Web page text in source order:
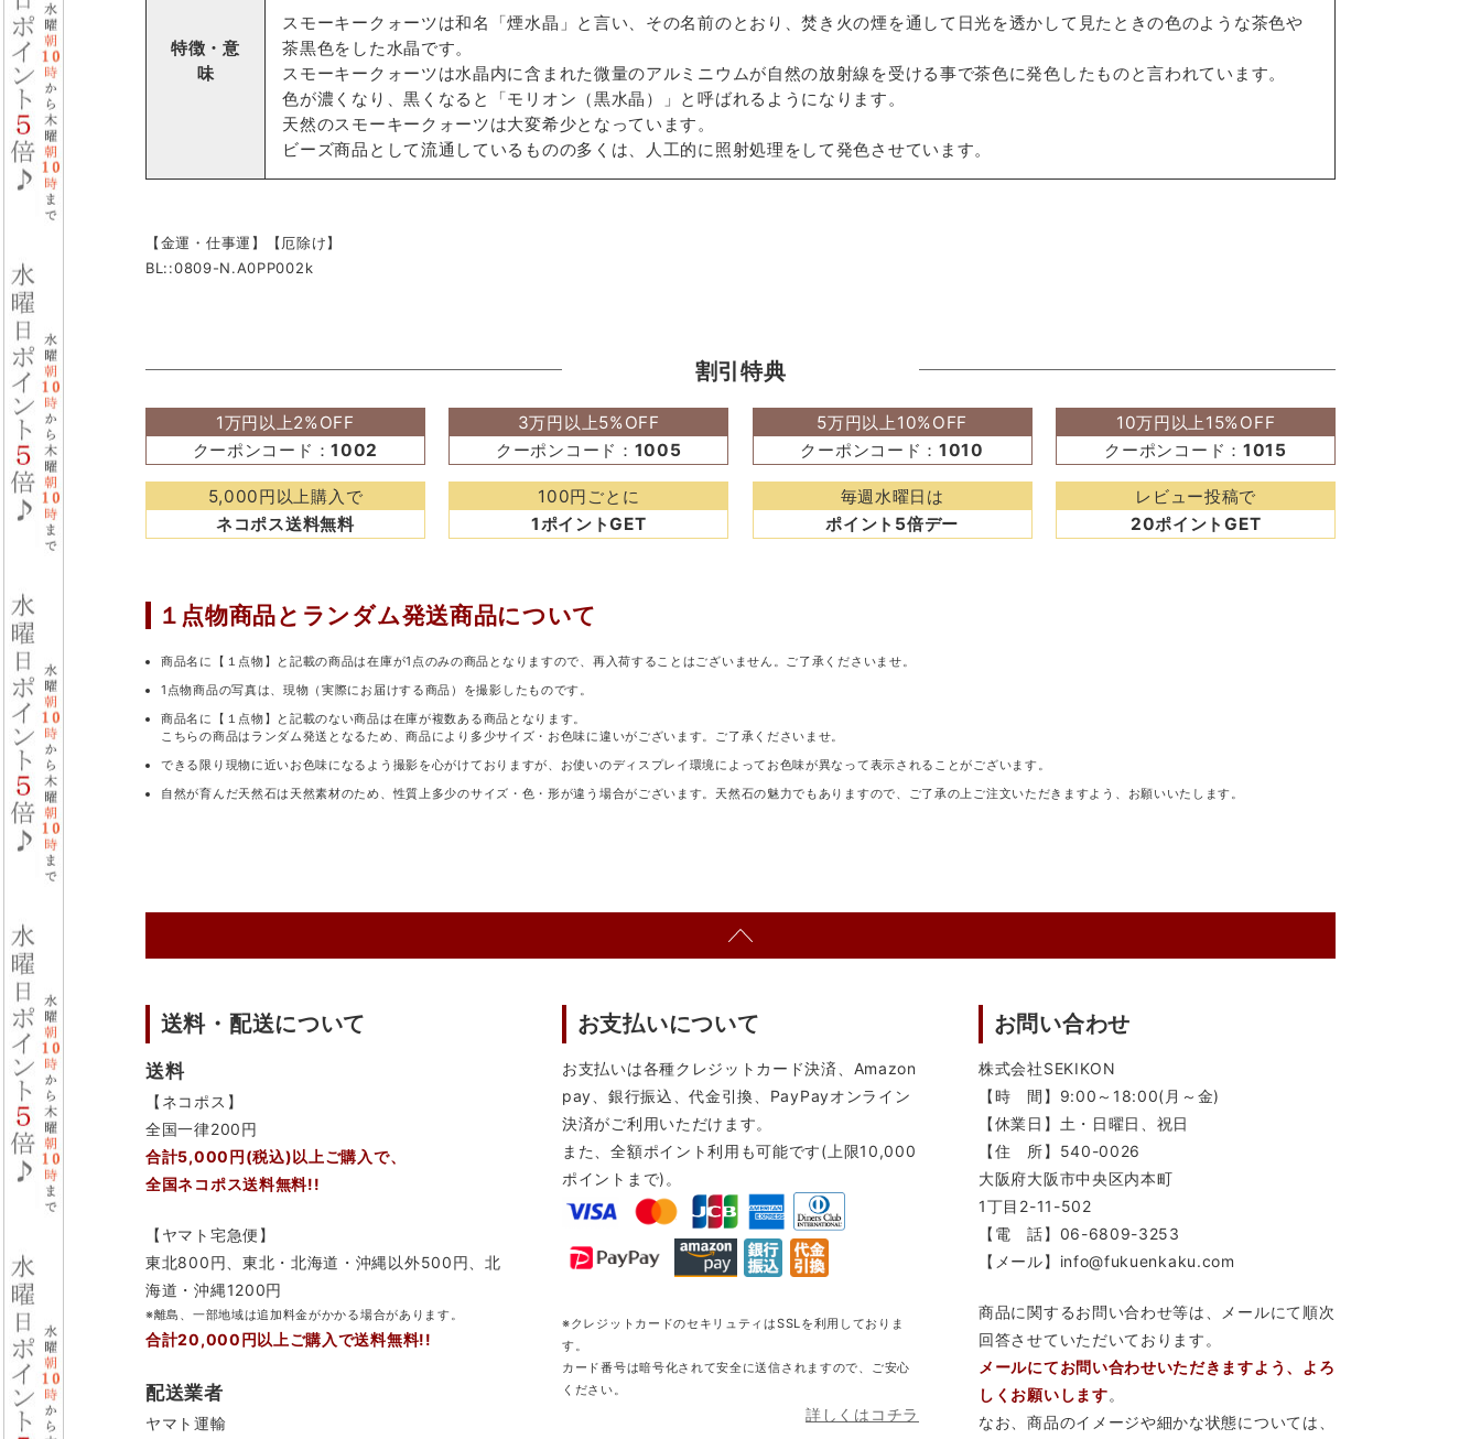
特徴・意
味
スモーキークォーツは和名「煙水晶」と言い、その名前のとおり、焚き火の煙を通して日光を透かして見たときの色のような茶色や
茶黒色をした水晶です。
スモーキークォーツは水晶内に含まれた微量のアルミニウムが自然の放射線を受ける事で茶色に発色したものと言われています。
色が濃くなり、黒くなると「モリオン（黒水晶）」と呼ばれるようになります。
天然のスモーキークォーツは大変希少となっています。
ビーズ商品として流通しているものの多くは、人工的に照射処理をして発色させています。
【金運・仕事運】【厄除け】
BL::0809-N.A0PP002k
割引特典
1万円以上2%OFF
クーポンコード：1002
3万円以上5%OFF
クーポンコード： 1005
5万円以上10%OFF
クーポンコード：1010
10万円以上15%OFF
クーポンコード： 1015
5,000円以上購入で
ネコポス送料無料
100円ごとに
1ポイントGET
毎週水曜日は
ポイント5倍デー
レビュー投稿で
20ポイントGET
１点物商品と ランダム発送商品について
商品名に【１点物】と記載の商品は在庫が1点のみの商品となりますので、再入荷することはございません。ご了承くださいませ。
1点物商品の写真は、現物（実際にお届けする商品）を撮影したものです。
商品名に【１点物】と記載のない商品は在庫が複数ある商品となります。
こちらの商品はランダム発送となるため、商品により多少サイズ・お色味に違いがございます。ご了承くださいませ。
できる限り現物に近いお色味になるよう撮影を心がけておりますが、お使いのディスプレイ環境によってお色味が異なって表示されることがございます。
自然が育んだ天然石は天然素材のため、性質上多少のサイズ・色・形が違う場合がございます。天然石の魅力でもありますので、ご了承の上ご注文いただきますよう、お願いいたします。
送料・配送について
送料
【ネコポス】
全国一律200円
合計5,000円(税込)以上ご購入で、
全国ネコポス送料無料!!
【ヤマト宅急便】
東北800円、東北・北海道・沖縄以外500円、北
海道・沖縄1200円
※離島、一部地域は追加料金がかかる場合があります。
合計20,000円以上ご購入で送料無料!!
配送業者
ヤマト運輸
お支払いについて
お支払いは各種クレジットカード決済、Amazon
pay、銀行振込、代金引換、PayPayオンライン
決済がご利用いただけます。
また、全額ポイント利用も可能です(上限10,000
ポイントまで)。
※クレジットカードのセキリュティはSSLを利用しておりま
す。
カード番号は暗号化されて安全に送信されますので、ご安心
ください。
詳しくはコチラ
お問い合わせ
株式会社SEKIKON
【時 間】9:00～18:00(月～金)
【休業日】土・日曜日、祝日
【住 所】540-0026
大阪府大阪市中央区内本町
1丁目2-11-502
【電 話】06-6809-3253
【メール】info@fukuenkaku.com
商品に関するお問い合わせ等は、メールにて順次
回答させていただいております。
メールにてお問い合わせいただきますよう、よろ
しくお願いします。
なお、商品のイメージや細かな状態については、